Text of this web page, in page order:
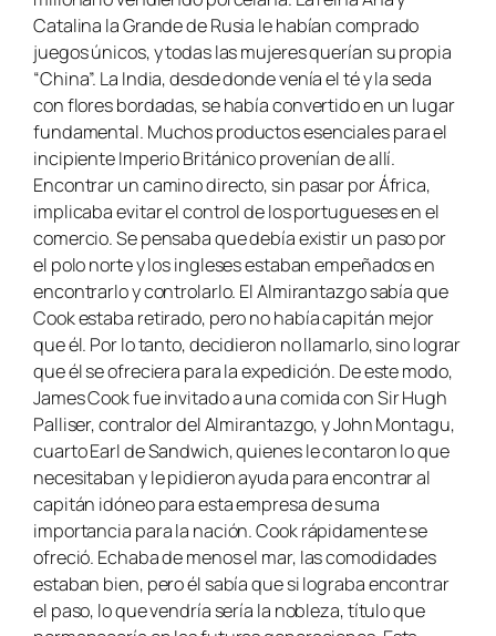
Catalina la Grande de Rusia le habían comprado
juegos únicos, y todas las mujeres querían su propia
“China”. La India, desde donde venía el té y la seda
con flores bordadas, se había convertido en un lugar
fundamental. Muchos productos esenciales para el
incipiente Imperio Británico provenían de allí.
Encontrar un camino directo, sin pasar por África,
implicaba evitar el control de los portugueses en el
comercio. Se pensaba que debía existir un paso por
el polo norte y los ingleses estaban empeñados en
encontrarlo y controlarlo. El Almirantazgo sabía que
Cook estaba retirado, pero no había capitán mejor
que él. Por lo tanto, decidieron no llamarlo, sino lograr
que él se ofreciera para la expedición. De este modo,
James Cook fue invitado a una comida con Sir Hugh
Palliser, contralor del Almirantazgo, y John Montagu,
cuarto Earl de Sandwich, quienes le contaron lo que
necesitaban y le pidieron ayuda para encontrar al
capitán idóneo para esta empresa de suma
importancia para la nación. Cook rápidamente se
ofreció. Echaba de menos el mar, las comodidades
estaban bien, pero él sabía que si lograba encontrar
el paso, lo que vendría sería la nobleza, título que